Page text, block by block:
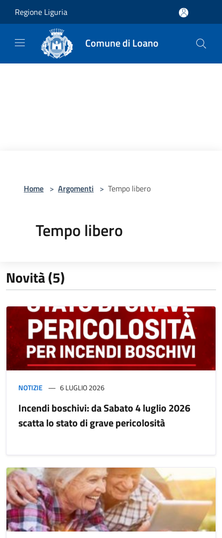
Regione Liguria
Comune di Loano
Home > Argomenti > Tempo libero
Tempo libero
Novità (5)
NOTIZIE 6 LUGLIO 2026
Incendi boschivi: da Sabato 4 luglio 2026
scatta lo stato di grave pericolosità